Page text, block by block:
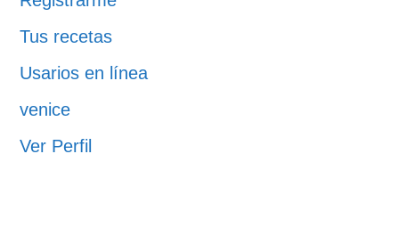
Tus recetas
Usarios en línea
venice
Ver Perfil